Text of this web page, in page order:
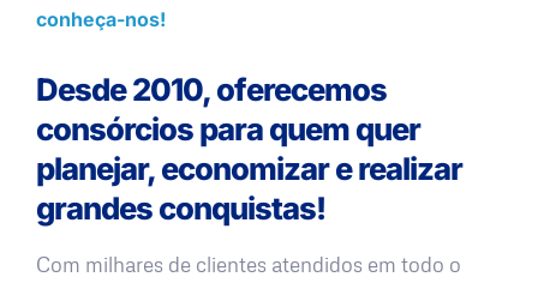
conheça-nos!
Desde 2010, oferecemos
consórcios para quem quer
planejar, economizar e realizar
grandes conquistas!
Com milhares de clientes atendidos em todo o